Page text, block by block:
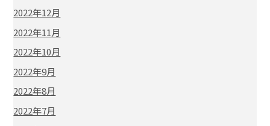
2022年12月
2022年11月
2022年10月
2022年9月
2022年8月
2022年7月